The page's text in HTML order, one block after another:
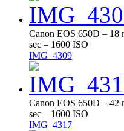
Canon EOS 650D – 18
sec – 1600 ISO
IMG_4309
Canon EOS 650D – 42
sec – 1600 ISO
IMG_4317